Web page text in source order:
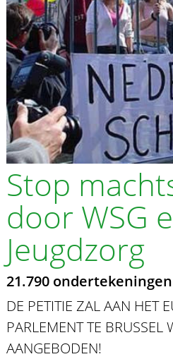
Stop
door WSG
Jeugdzorg
21.790 ondertekeningen
DE PETITIE ZAL AAN HET
PARLEMENT TE BRUSSEL
AANGEBODEN!